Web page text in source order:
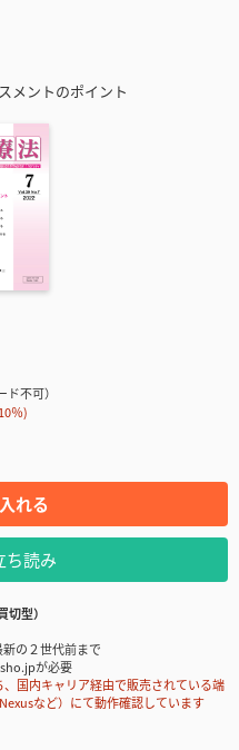
メントのポイント
不可）
％)
れる
ち読み
型）
の２世代前まで
が必要
国内キャリア経由で販売されている端
など）にて動作確認しています